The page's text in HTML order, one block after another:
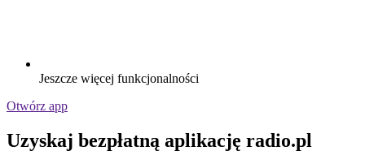
Jeszcze więcej funkcjonalności
Otwórz app
Uzyskaj bezpłatną aplikację radio.pl